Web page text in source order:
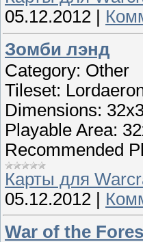
05.12.2012
Зомби лэнд
Category: Other
Tileset:
Dimensions:
Playable Area:
Recommended
Карты для
05.12.2012
War of the